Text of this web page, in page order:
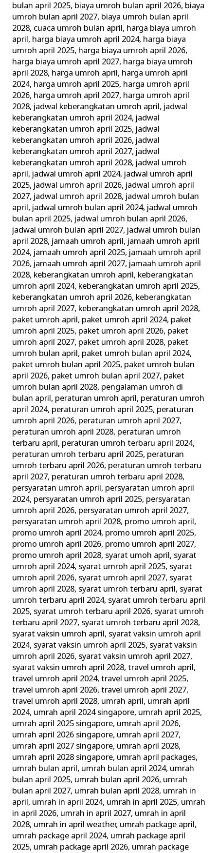
bulan april 2025, biaya umroh bulan april 2026, biaya
umroh bulan april 2027, biaya umroh bulan april
2028, cuaca umroh bulan april, harga biaya umroh
april, harga biaya umroh april 2024, harga biaya
umroh april 2025, harga biaya umroh april 2026,
harga biaya umroh april 2027, harga biaya umroh
april 2028, harga umroh april, harga umroh april
2024, harga umroh april 2025, harga umroh april
2026, harga umroh april 2027, harga umroh april
2028, jadwal keberangkatan umroh april, jadwal
keberangkatan umroh april 2024, jadwal
keberangkatan umroh april 2025, jadwal
keberangkatan umroh april 2026, jadwal
keberangkatan umroh april 2027, jadwal
keberangkatan umroh april 2028, jadwal umroh
april, jadwal umroh april 2024, jadwal umroh april
2025, jadwal umroh april 2026, jadwal umroh april
2027, jadwal umroh april 2028, jadwal umroh bulan
april, jadwal umroh bulan april 2024, jadwal umroh
bulan april 2025, jadwal umroh bulan april 2026,
jadwal umroh bulan april 2027, jadwal umroh bulan
april 2028, jamaah umroh april, jamaah umroh april
2024, jamaah umroh april 2025, jamaah umroh april
2026, jamaah umroh april 2027, jamaah umroh april
2028, keberangkatan umroh april, keberangkatan
umroh april 2024, keberangkatan umroh april 2025,
keberangkatan umroh april 2026, keberangkatan
umroh april 2027, keberangkatan umroh april 2028,
paket umroh april, paket umroh april 2024, paket
umroh april 2025, paket umroh april 2026, paket
umroh april 2027, paket umroh april 2028, paket
umroh bulan april, paket umroh bulan april 2024,
paket umroh bulan april 2025, paket umroh bulan
april 2026, paket umroh bulan april 2027, paket
umroh bulan april 2028, pengalaman umroh di
bulan april, peraturan umroh april, peraturan umroh
april 2024, peraturan umroh april 2025, peraturan
umroh april 2026, peraturan umroh april 2027,
peraturan umroh april 2028, peraturan umroh
terbaru april, peraturan umroh terbaru april 2024,
peraturan umroh terbaru april 2025, peraturan
umroh terbaru april 2026, peraturan umroh terbaru
april 2027, peraturan umroh terbaru april 2028,
persyaratan umroh april, persyaratan umroh april
2024, persyaratan umroh april 2025, persyaratan
umroh april 2026, persyaratan umroh april 2027,
persyaratan umroh april 2028, promo umroh april,
promo umroh april 2024, promo umroh april 2025,
promo umroh april 2026, promo umroh april 2027,
promo umroh april 2028, syarat umoh april, syarat
umroh april 2024, syarat umroh april 2025, syarat
umroh april 2026, syarat umroh april 2027, syarat
umroh april 2028, syarat umroh terbaru april, syarat
umroh terbaru april 2024, syarat umroh terbaru april
2025, syarat umroh terbaru april 2026, syarat umroh
terbaru april 2027, syarat umroh terbaru april 2028,
syarat vaksin umroh april, syarat vaksin umroh april
2024, syarat vaksin umroh april 2025, syarat vaksin
umroh april 2026, syarat vaksin umroh april 2027,
syarat vaksin umroh april 2028,travel umroh april,
travel umroh april 2024,travel umroh april 2025,
travel umroh april 2026,travel umroh april 2027,
travel umroh april 2028, umrah april, umrah april
2024, umrah april 2024 singapore, umrah april 2025,
umrah april 2025 singapore, umrah april 2026,
umrah april 2026 singapore, umrah april 2027,
umrah april 2027 singapore, umrah april 2028,
umrah april 2028 singapore, umrah april packages,
umrah bulan april, umrah bulan april 2024, umrah
bulan april 2025, umrah bulan april 2026, umrah
bulan april 2027, umrah bulan april 2028, umrah in
april, umrah in april 2024, umrah in april 2025, umrah
in april 2026, umrah in april 2027, umrah in april
2028, umrah in april weather, umrah package april,
umrah package april 2024, umrah package april
2025, umrah package april 2026, umrah package